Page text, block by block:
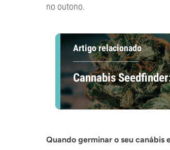
no outono.
Artigo relacionado
Cannabis
Quando germinar o seu canábis